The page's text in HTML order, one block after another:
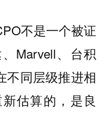
不是一个被证
Marvell、台积
不同层级推进相
估算的，是良